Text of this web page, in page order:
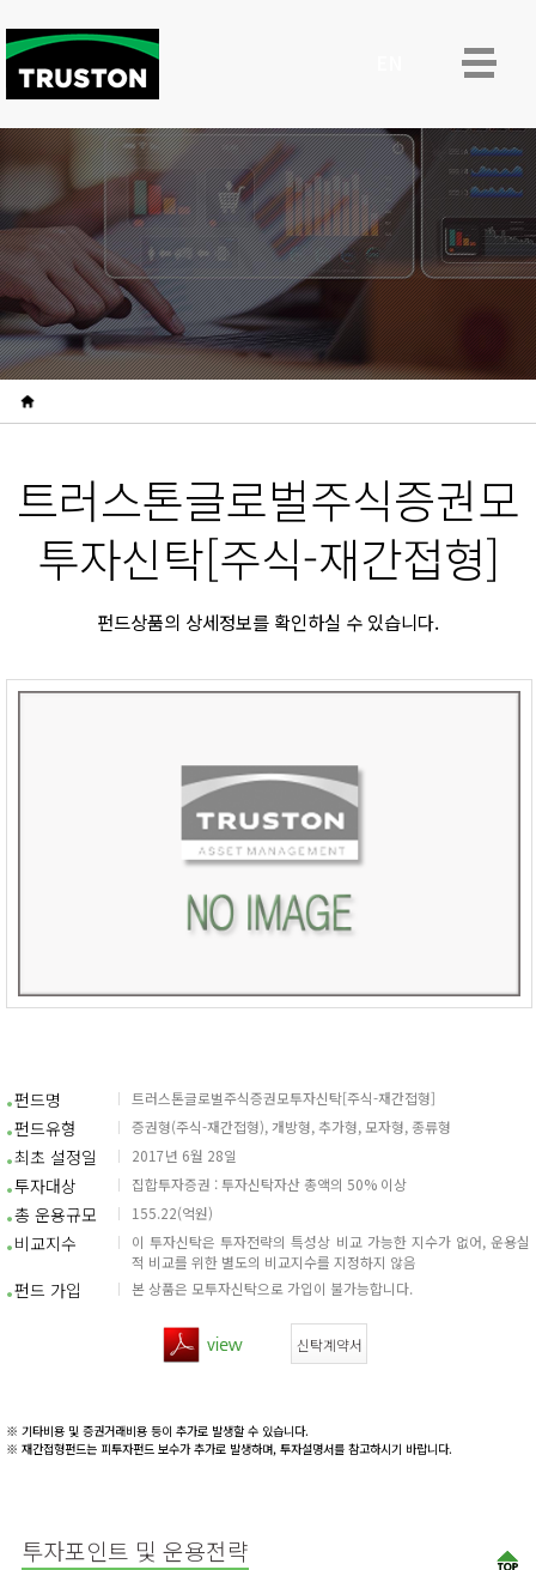
트러스톤글로벌주식증권모
투자신탁[주식-재간접형]
펀드상품의 상세정보를 확인하실 수 있습니다.
펀드명 트러스톤글로벌주식증권모투자신탁[주식-재간접형]
펀드유형 증권형(주식-재간접형), 개방형, 추가형, 모자형, 종류형
최초 설정일 2017년 6월 28일
투자대상 집합투자증권 : 투자신탁자산 총액의 50% 이상
총 운용규모 155.22(억원)
비교지수
이 투자신탁은 투자전략의 특성상 비교 가능한 지수가 없어, 운용실
적 비교를 위한 별도의 비교지수를 지정하지 않음
펀드 가입 본 상품은 모투자신탁으로 가입이 불가능합니다.
신탁계약서
※ 기타비용 및 증권거래비용 등이 추가로 발생할 수 있습니다.
※ 재간접형펀드는 피투자펀드 보수가 추가로 발생하며, 투자설명서를 참고하시기 바랍니다.
투자포인트 및 운용전략